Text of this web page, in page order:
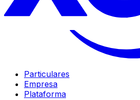
Particulares
Empresa
Plataforma